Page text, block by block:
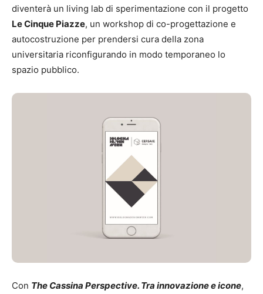
diventerà un living lab di sperimentazione con il progetto
Le Cinque Piazze, un workshop di co-progettazione e
autocostruzione per prendersi cura della zona
universitaria riconfigurando in modo temporaneo lo
spazio pubblico.
Con The Cassina Perspective. Tra innovazione e icone,